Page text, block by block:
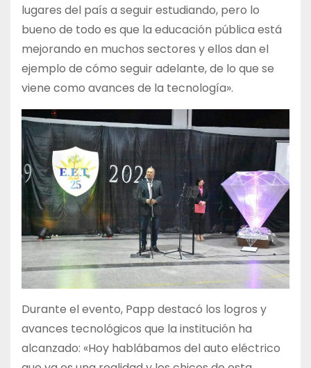
lugares del país a seguir estudiando, pero lo
bueno de todo es que la educación pública está
mejorando en muchos sectores y ellos dan el
ejemplo de cómo seguir adelante, de lo que se
viene como avances de la tecnología».
Durante el evento, Papp destacó los logros y
avances tecnológicos que la institución ha
alcanzado: «Hoy hablábamos del auto eléctrico